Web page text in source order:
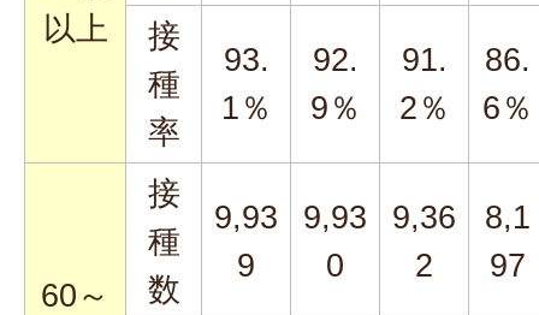
以上
接
種
率
93.
1％
92.
9％
91.
2％
86.
6％
60～
接
種
数
9,93
9
9,93
0
9,36
2
8,1
97